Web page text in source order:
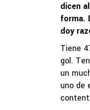
dicen
forma.
doy
Tiene
gol.
un
uno de